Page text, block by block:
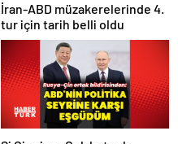
İran-ABD müzakerelerinde 4.
tur için tarih belli oldu